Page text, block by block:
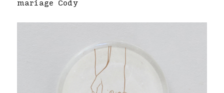
mariage Cody